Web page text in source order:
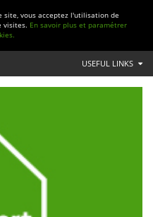
site, vous acceptez l'utilisation de
visites. En savoir plus et paramétrer
USEFUL LINKS